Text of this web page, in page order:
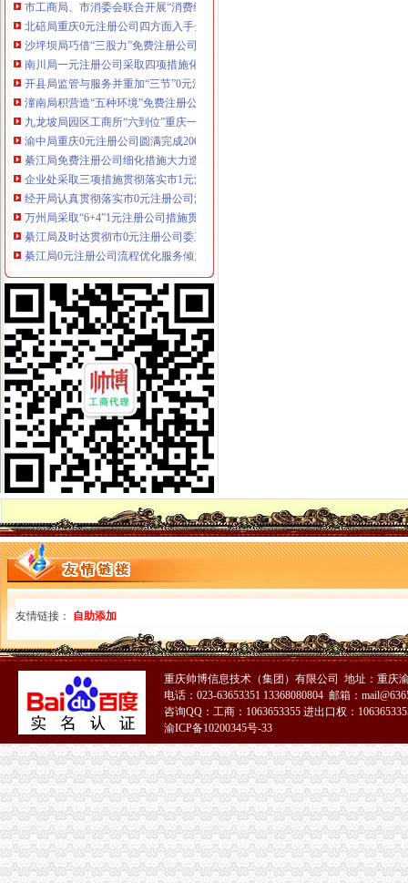
北碚局重庆0元注册公司四方面入手全面部署企业年检工作
沙坪坝局巧借“三股力”免费注册公司推进农产品商标培育发展
南川局一元注册公司采取四项措施化元旦期间食品安全监管
开县局监管与服务并重加“三节”0元注册公司流程市场监管
潼南局积营造“五种环境”免费注册公司全面推进和谐机关建设
九龙坡局园区工商所“六到位”重庆一元注册公司服务地方经济
渝中局重庆0元注册公司圆满完成2007-2008年度注册登记政风行风评议工作
綦江局免费注册公司细化措施大力造投资发展平台
企业处采取三项措施贯彻落实市1元注册公司委三届四次全委会和学习实践科学
经开局认真贯彻落实市0元注册公司流程委三届四次全委会和学习实践科学发展
万州局采取“6+4”1元注册公司措施贯彻落实市委三届四次全委会和学习实践科
綦江局及时达贯彻市0元注册公司委三届四次全委会和学习实践科学发展观经验
綦江局0元注册公司流程优化服务倾力完成牵头引资县重大项目建设任务
武隆局采取“三个三”0元注册公司流程措施开展“三走近”活动
大渡口局1元注册公司积构筑腐倡廉四道防线
璧山局免费注册公司丁家工商所努力提高执法办案水平
石柱局南宾所五项措施实现猪肉市重庆一元注册公司场监管到位
开县局一元注册公司应对返乡潮掀起创业潮
彭水局五项措施全力开展市一元注册公司场分类监管工作
万州局1元注册公司学习实践科学发展观活动学习调研阶段工作成效初显
巴南局及时贯彻落实市免费注册公司委三届四次全委会和学习实践科学发展观
铜梁局认真贯彻市1元注册公司委三届四次全委会和学习实践科学发展观经验交
大渡口局深入达市0元注册公司流程委三届四次全委会和学习实践科学发展观经
市0元注册公司流程工商学会认真贯彻市委三届四次全委会和学习实践科学发展
合川局达落实市0元注册公司委三届四次全委会和学习实践科学发展观经验交流
中介处及时达市重庆免费注册公司委三届四次全委会和学习实践科学发展观经
忠县局达贯彻达贯彻市一元注册公司委三届四次全委会和学习实践科学发展观
我市一元注册公司流程主城区拆除遮挡车窗广告500余幅
渝北局认真学习贯彻市重庆免费注册公司委三届四次全委会精
南岸局一元注册公司聚焦行评热点建立五大机制优化政风行风建设见成效
大足局0元注册公司流程农业产业化呈现良好发展势头
巴南局突出“五抓”一元注册公司流程推进商标战略实施
潼南局结合“五五普法”一元注册公司工作全面推进队伍法化建设
涪陵局“五到位”0元注册公司流程举措加合同格式条款监督实现“四个100%”
永川局创新索“两项制度一票通”重庆免费注册公司监管模式初见成效
荣昌局一元注册公司采取四项措施确保2009年国库集中支付顺利进行
忠县县长刘贵忠对忠县局报送的1元注册公司信息作出重要批示
綦江局0元注册公司五方面化法制宣教育提高执法队伍整体能力素质
巫溪局“五个必须”0元注册公司开展深入学习实践科学发展观活动
武隆局市重庆免费注册公司场监管巡查再添新举措
渝中局发挥职能深入朝天门服装市0元注册公司场调研
万盛区委常委、一元注册公司纪委书记弋渝生参加工商分局各界征求意见座谈会
巫山局重庆0元注册公司竭力助推地方经济发展见成效
大足局构建“三大平台”解决应对经济危机对农民就业的0元注册公司冲击
友情链接： 自助添加
重庆帅博信息技术（集团）有限公司 地址：重庆
电话：023-63653351 13368080804 邮箱：
咨询QQ：工商：1063653355 进出口权：
渝ICP备10200345号-33